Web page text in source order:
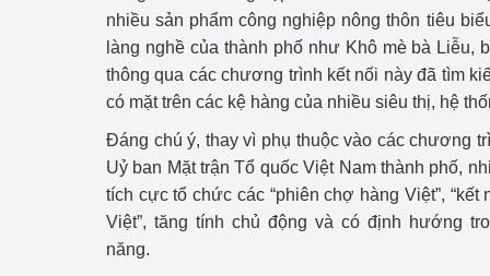
Phát triển công
Phát triển năng lượng
nhiều sản phẩm công nghiệp nông thôn tiêu
làng nghề của thành phố như Khô mè bà Liễu,
thông qua các chương trình kết nối này đã tìm
có mặt trên các kệ hàng của nhiều siêu thị, hệ
Đáng chú ý, thay vì phụ thuộc vào các chương
Uỷ ban Mặt trận Tổ quốc Việt Nam thành phố,
tích cực tổ chức các “phiên chợ hàng Việt”, “kết
Việt”, tăng tính chủ động và có định hướng
năng.